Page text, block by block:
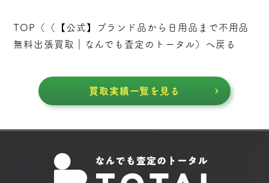
TOP（（
【公式】ブランド品から日用品まで不用品
無料出張買取｜なんでも査定のトータル ）へ戻る
買取実績一覧を見る